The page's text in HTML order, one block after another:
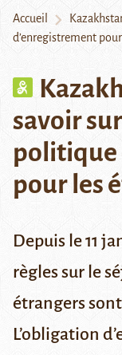
Accueil
d’enregistrement
savoir
politique
pour les
Depuis le 11
règles sur le
étrangers
L’obligation